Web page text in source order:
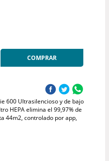
COMPRAR
600 Ultrasilencioso y de bajo
HEPA elimina el 99,97% de
44m2, controlado por app,